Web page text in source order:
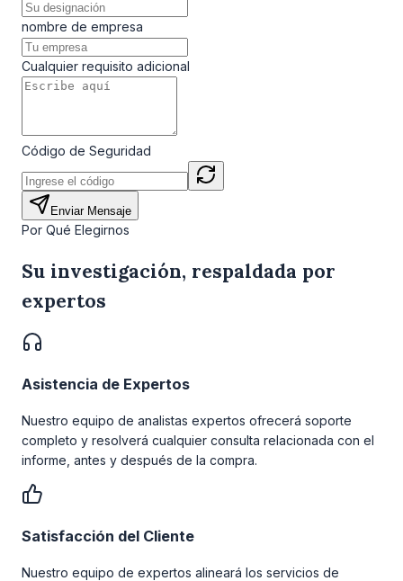
nombre de empresa
Cualquier requisito adicional
Código de Seguridad
Enviar Mensaje
Por Qué Elegirnos
Su investigación, respaldada por
expertos
Asistencia de Expertos
Nuestro equipo de analistas expertos ofrecerá soporte
completo y resolverá cualquier consulta relacionada con el
informe, antes y después de la compra.
Satisfacción del Cliente
Nuestro equipo de expertos alineará los servicios de